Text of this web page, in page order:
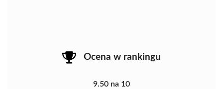
Ocena w rankingu
9.50 na 10